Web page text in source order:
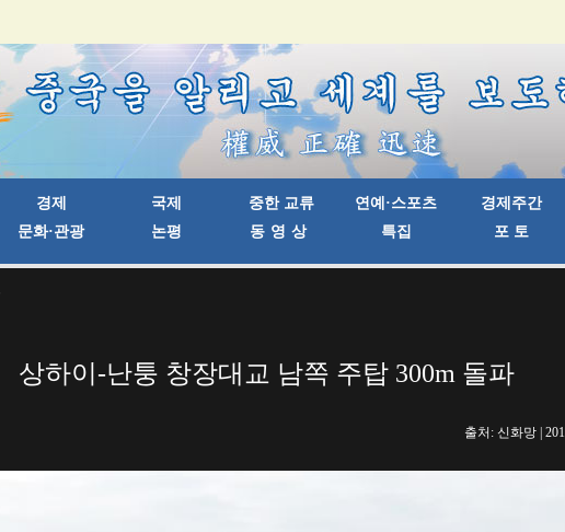
상하이-난퉁 창장대교 남쪽 주탑 300m 돌파
출처: 신화망 |